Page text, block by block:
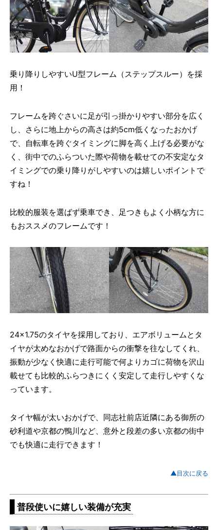
乗り降りしやすいU型フレーム（ステップスルー）を採
用！
フレームを跨ぐさいに足が引っ掛かりやすい部分を広く
し、さらに地上からの高さは約5cm低くなったおかげ
で、自転車を跨ぐタイミングに脚を高く上げる必要がな
く、街中でのふらついた際や荷物を載せての不安定なタ
イミングでの乗り降りがしやすいのは嬉しいポイントで
すね！
比較的服装を選ばず乗車でき、足つきもよく小柄な方に
もおススメのフレームです！
24×1.75のタイヤを採用しており、エアボリュームとタ
イヤが太めなおかげで路面からの衝撃を往なしてくれ、
振動が少なく快適に走行可能で何よりカゴに荷物を沢山
載せても比較的ふらつきにくく安定して走行しやすくな
っています。
タイヤ幅が太いおかげで、同志社前店近隣にある御所の
砂利道や京都の鴨川など、意外と段差の多い京都の街中
でも快適に走行できます！
▲目次に戻る
普段使いに嬉しい装備が充実